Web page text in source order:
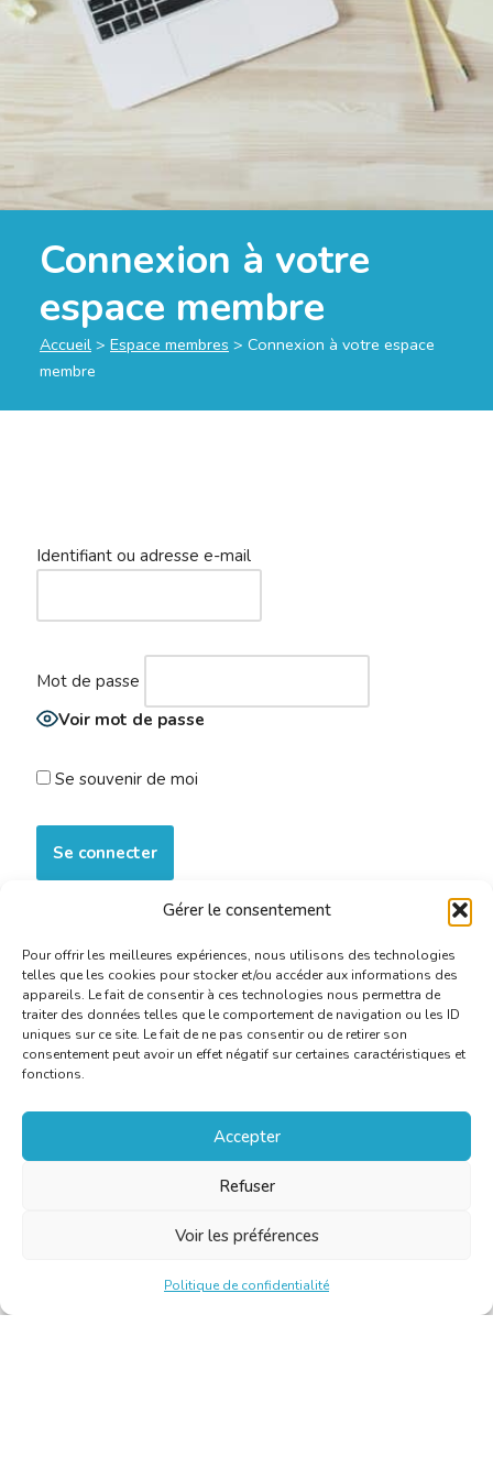
Gérer le consentement
Pour offrir les meilleures expériences, nous utilisons des technologies
telles que les cookies pour stocker et/ou accéder aux informations des
appareils. Le fait de consentir à ces technologies nous permettra de
traiter des données telles que le comportement de navigation ou les ID
uniques sur ce site. Le fait de ne pas consentir ou de retirer son
consentement peut avoir un effet négatif sur certaines caractéristiques et
fonctions.
Accepter
Refuser
Voir les préférences
Politique de confidentialité
Connexion à votre
espace membre
Accueil > Espace membres > Connexion à votre espace
membre
Identifiant ou adresse e-mail
Mot de passe
Voir mot de passe
Se souvenir de moi